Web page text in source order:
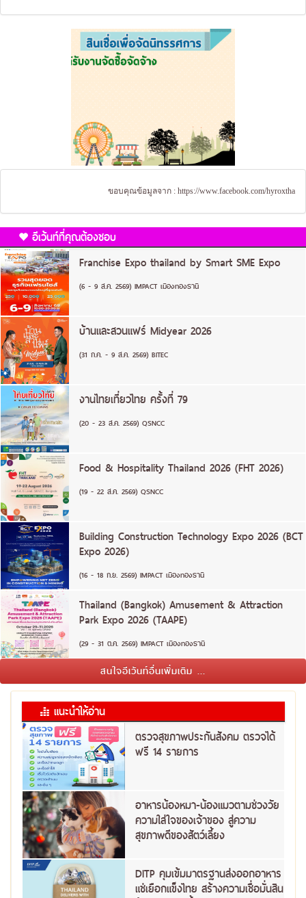
ขอบคุณข้อมูลจาก : https://www.facebook.com/hyroxtha
อีเว้นท์ที่คุณต้องชอบ
Franchise Expo thailand by Smart SME Expo
(6 - 9 ส.ค. 2569) IMPACT เมืองทองธานี
บ้านและสวนแฟร์ Midyear 2026
(31 ก.ค. - 9 ส.ค. 2569) BITEC
งานไทยเที่ยวไทย ครั้งที่ 79
(20 - 23 ส.ค. 2569) QSNCC
Food & Hospitality Thailand 2026 (FHT 2026)
(19 - 22 ส.ค. 2569) QSNCC
Building Construction Technology Expo 2026 (BCT
Expo 2026)
(16 - 18 ก.ย. 2569) IMPACT เมืองทองธานี
Thailand (Bangkok) Amusement & Attraction
Park Expo 2026 (TAAPE)
(29 - 31 ต.ค. 2569) IMPACT เมืองทองธานี
สนใจอีเว้นท์อื่นเพิ่มเติม ...
แนะนำให้อ่าน
ตรวจสุขภาพประกันสังคม ตรวจได้
ฟรี 14 รายการ
อาหารน้องหมา-น้องแมวตามช่วงวัย
ความใส่ใจของเจ้าของ สู่ความ
สุขภาพดีของสัตว์เลี้ยง
DITP คุมเข้มมาตรฐานส่งออกอาหาร
แช่เยือกแข็งไทย สร้างความเชื่อมั่นสิน